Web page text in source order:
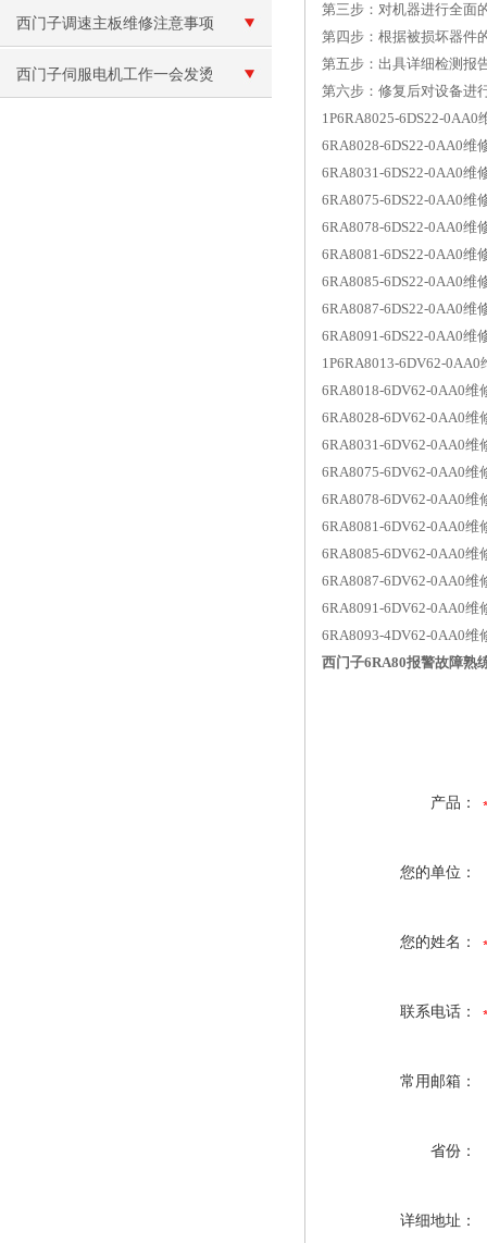
中重要的设备
西门子调速主板维修注意事项
西门子伺服电机工作一会发烫
第三步：对机器进行全面
第四步：根据被损坏器件
第五步：出具详细检测报
第六步：修复后对设备进
1P6RA8025-6DS22-
6RA8028-6DS22-0AA0维
6RA8031-6DS22-0AA0维
6RA8075-6DS22-0AA0维
6RA8078-6DS22-0AA0维
6RA8081-6DS22-0AA0维
6RA8085-6DS22-0AA0维
6RA8087-6DS22-0AA0维
6RA8091-6DS22-0AA0维
1P6RA8013-6DV62-
6RA8018-6DV62-0AA0维
6RA8028-6DV62-0AA0维
6RA8031-6DV62-0AA0维
6RA8075-6DV62-0AA0维
6RA8078-6DV62-0AA0维
6RA8081-6DV62-0AA0维
6RA8085-6DV62-0AA0维
6RA8087-6DV62-0AA0维
6RA8091-6DV62-0AA0维
6RA8093-4DV62-0AA0维
西门子6RA80报警故障熟
产品：
您的单位：
您的姓名：
联系电话：
常用邮箱：
省份：
详细地址：